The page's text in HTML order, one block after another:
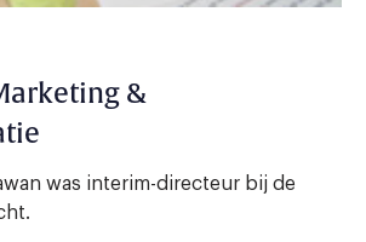
&
was interim-directeur bij de